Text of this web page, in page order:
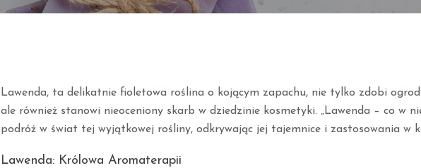
Lawenda, ta delikatnie fioletowa roślina o kojącym zapachu, nie tylko zdobi
ale również stanowi nieoceniony skarb w dziedzinie kosmetyki. „Lawenda – co w
podróż w świat tej wyjątkowej rośliny, odkrywając jej tajemnice i zastosowania w
Lawenda: Królowa Aromaterapii